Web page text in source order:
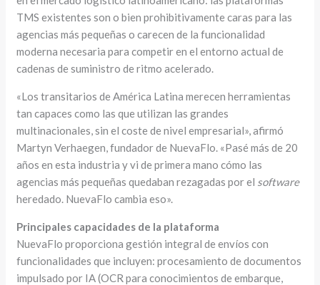
TMS existentes son o bien prohibitivamente caras para las
agencias más pequeñas o carecen de la funcionalidad
moderna necesaria para competir en el entorno actual de
cadenas de suministro de ritmo acelerado.
«Los transitarios de América Latina merecen herramientas
tan capaces como las que utilizan las grandes
multinacionales, sin el coste de nivel empresarial», afirmó
Martyn Verhaegen, fundador de NuevaFlo. «Pasé más de 20
años en esta industria y vi de primera mano cómo las
agencias más pequeñas quedaban rezagadas por el software
heredado. NuevaFlo cambia eso».
Principales capacidades de la plataforma
NuevaFlo proporciona gestión integral de envíos con
funcionalidades que incluyen: procesamiento de documentos
impulsado por IA (OCR para conocimientos de embarque,